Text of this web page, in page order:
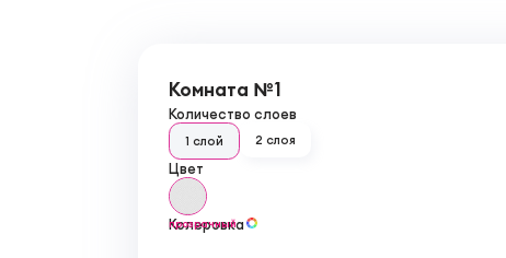
Комната №1
Количество слоев
1 слой 2 слоя
Цвет
прозрачный
Колеровка